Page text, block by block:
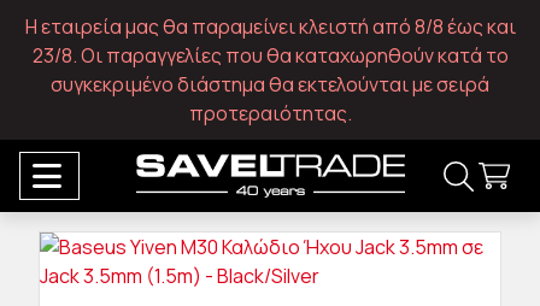
Η εταιρεία μας θα παραμείνει κλειστή από 8/8 έως και
23/8. Οι παραγγελίες που θα καταχωρηθούν κατά το
συγκεκριμένο διάστημα θα εκτελούνται με σειρά
προτεραιότητας.